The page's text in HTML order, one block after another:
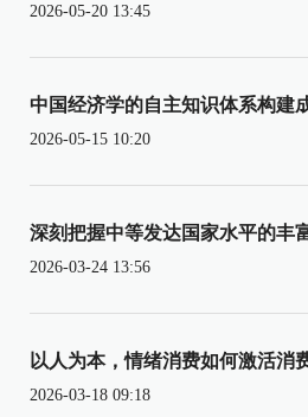
2026-05-20 13:45
中国经济学的自主知识体系构建
2026-05-15 10:20
深刻把握中等发达国家水平的丰
2026-03-24 13:56
以人为本，情绪消费如何激活消
2026-03-18 09:18